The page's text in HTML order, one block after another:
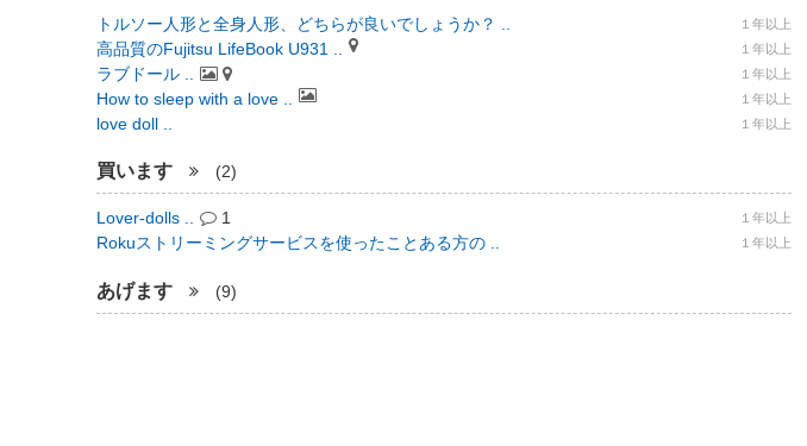
トルソー人形と全身人形、どちらが良いでしょうか？ .. １年以上
高品質のFujitsu LifeBook U931 .. １年以上
ラブドール .. １年以上
How to sleep with a love .. １年以上
love doll .. １年以上
買います (2)
Lover-dolls .. 1 １年以上
Rokuストリーミングサービスを使ったことある方の .. １年以上
あげます (9)